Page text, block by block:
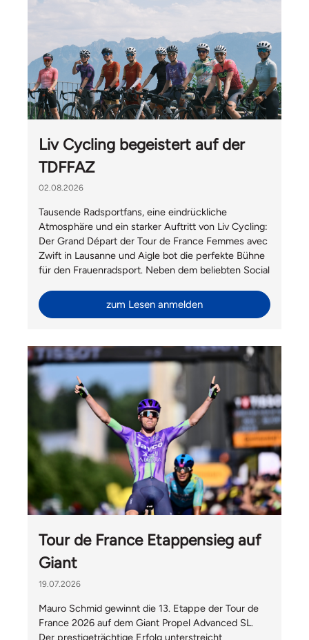
Liv Cycling begeistert auf der
TDFFAZ
02.08.2026
Tausende Radsportfans, eine eindrückliche
Atmosphäre und ein starker Auftritt von Liv Cycling:
Der Grand Départ der Tour de France Femmes avec
Zwift in Lausanne und Aigle bot die perfekte Bühne
für den Frauenradsport. Neben dem beliebten Social
Switzerland auch Gäste von Giant International aus
Taiwan begrüssen.
zum Lesen anmelden
Tour de France Etappensieg auf
Giant
19.07.2026
Mauro Schmid gewinnt die 13. Etappe der Tour de
France 2026 auf dem Giant Propel Advanced SL.
Der prestigeträchtige Erfolg unterstreicht